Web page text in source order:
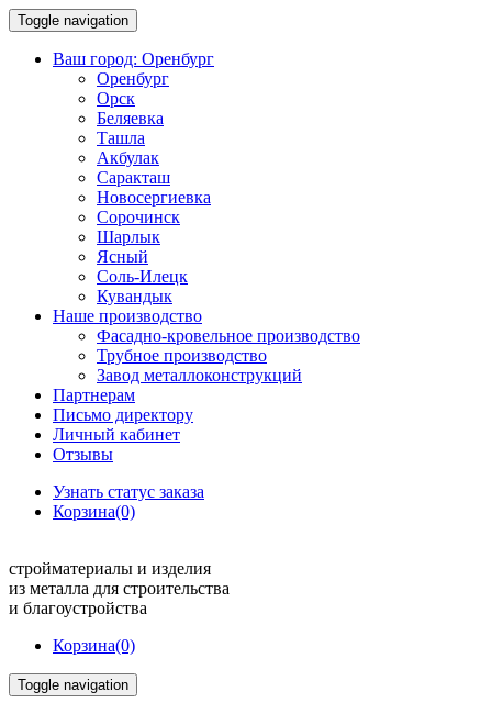
Toggle navigation
Ваш город: Оренбург
Оренбург
Орск
Беляевка
Ташла
Акбулак
Саракташ
Новосергиевка
Сорочинск
Шарлык
Ясный
Соль-Илецк
Кувандык
Наше производство
Фасадно-кровельное производство
Трубное производство
Завод металлоконструкций
Партнерам
Письмо директору
Личный кабинет
Отзывы
Узнать статус заказа
Корзина(0)
стройматериалы и изделия
из металла для строительства
и благоустройства
Корзина(0)
Toggle navigation